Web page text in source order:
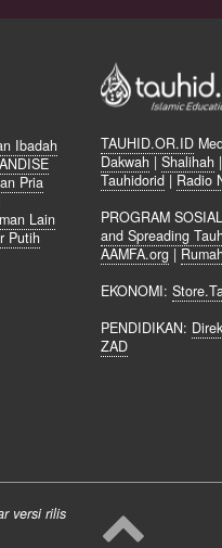
Ibadah
Pria
Lain
Putih
TAUHID.OR.ID
Dakwah |Shalihah
Tauhidorid | Radio
PROGRAM
and Spreading
AAMFA.org |
EKONOMI:
PENDIDIKAN:
ZAD
a
versi rilis